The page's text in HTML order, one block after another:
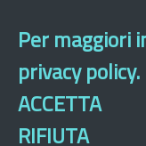
Per maggiori
privacy policy.
ACCETTA
RIFIUTA
Dichiarazione di accessibilità